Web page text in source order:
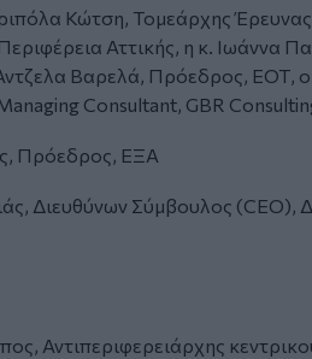
Κώτση, Τομεάρχης
Αττικής, η κ. Ιωάννα
Βαρελά, Πρόεδρος, ΕΟΤ,
Consultant, GBR
Πρόεδρος, ΕΞΑ
Διευθύνων Σύμβουλος (CEO),
Αντιπεριφερειάρχης